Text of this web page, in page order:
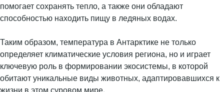
помогает сохранять тепло, а также они обладают
способностью находить пищу в ледяных водах.
Таким образом, температура в Антарктике не только
определяет климатические условия региона, но и играет
ключевую роль в формировании экосистемы, в которой
обитают уникальные виды животных, адаптировавшихся к
жизни в этом суровом мире.